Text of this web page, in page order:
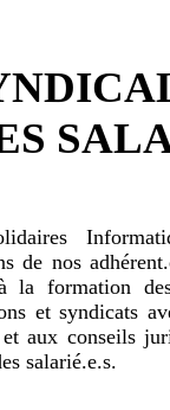
de nos
la formation
et syndicats
aux conseils
salarié.e.s.